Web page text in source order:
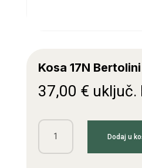
Kosa 17N Bertolini
37,00 € uključ.
Kosa
Dodaj u